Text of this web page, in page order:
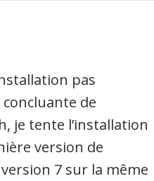
pas
de
je tente l’installation
version de
version 7 sur la même